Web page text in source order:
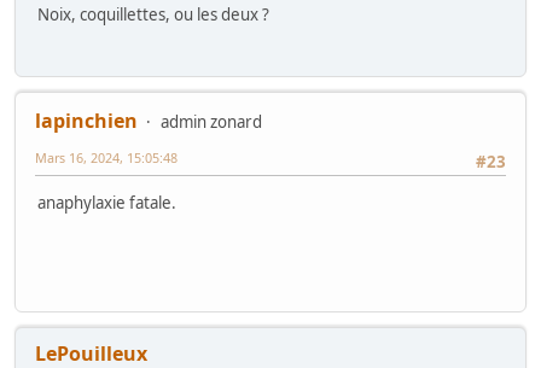
Noix, coquillettes, ou les deux ?
lapinchien
admin zonard
#23
Mars 16, 2024, 15:05:48
anaphylaxie fatale.
LePouilleux